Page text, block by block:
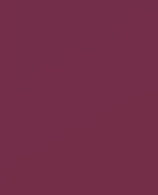
connecte.
US pour le Wi-Fi. Or
régulièrement
13).Liste des canaux.